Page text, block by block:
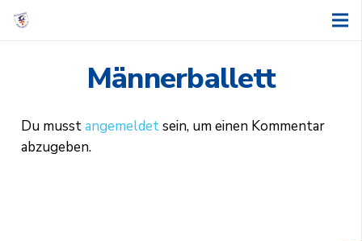
Männerballett
Du musstangemeldetsein, um einen Kommentar
abzugeben.